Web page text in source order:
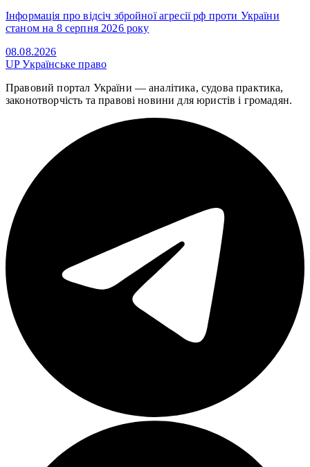
Інформація про відсіч збройної агресії рф проти України
станом на 8 серпня 2026 року
08.08.2026
UPУкраїнське право
Правовий портал України — аналітика, судова практика,
законотворчість та правові новини для юристів і громадян.